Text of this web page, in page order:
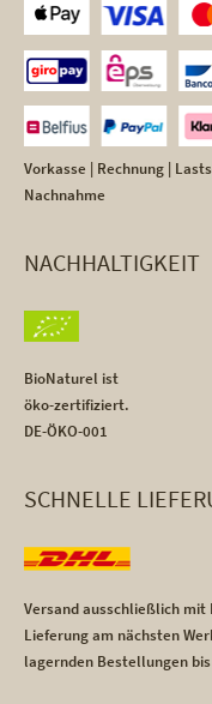
Vorkasse | Rechnung |
Nachnahme
NACHHALTIGKEIT
BioNaturel ist
öko-zertifiziert.
DE-ÖKO-001
SCHNELLE
Versand ausschließlich mit
Lieferung am nächsten
lagernden Bestellungen